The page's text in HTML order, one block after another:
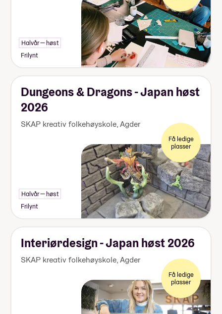
Halvår — høst
Frilynt
Dungeons & Dragons - Japan høst
2026
SKAP kreativ folkehøyskole,Agder
Få ledige
plasser
Halvår — høst
Frilynt
Interiørdesign - Japan høst 2026
SKAP kreativ folkehøyskole,Agder
Få ledige
plasser